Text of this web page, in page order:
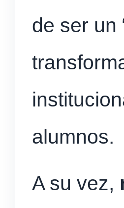
de ser un
alumnos.
A su vez,